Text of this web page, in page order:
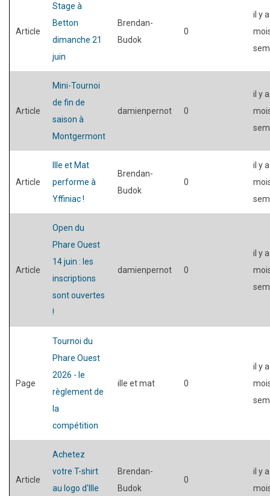
Article
Stage à
Betton
dimanche 21
juin
Brendan-
Budok
0
il y
Article
Mini-Tournoi
de fin de
saison à
Montgermont
damienpernot 0
il y
Article
Ille et Mat
performe à
Yffiniac !
Brendan-
Budok
0
il y
Article
Open du
Phare Ouest
14 juin : les
inscriptions
sont ouvertes
!
damienpernot 0
il y
Page
Tournoi du
Phare Ouest
2026 - le
règlement de
la
compétition
ille et mat 0
il y
Article
Achetez
votre T-shirt
au logo d'Ille
Brendan-
Budok
0
il y